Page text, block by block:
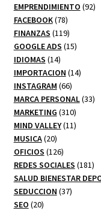
EMPRENDIMIENTO 9292
FACEBOOK 7878
productos
FINANZAS 119119
productos
GOOGLE ADS 1515
IDIOMAS 1414
productos
IMPORTACION 1414
INSTAGRAM 6666
productos
MARCA PERSONAL 3333
MARKETING 310310
MIND VALLEY 1111
MUSICA 2020
productos
OFICIOS 126126
productos
REDES SOCIALES 181181
SALUD BIENESTAR
SEDUCCION 3737
SEO 2020